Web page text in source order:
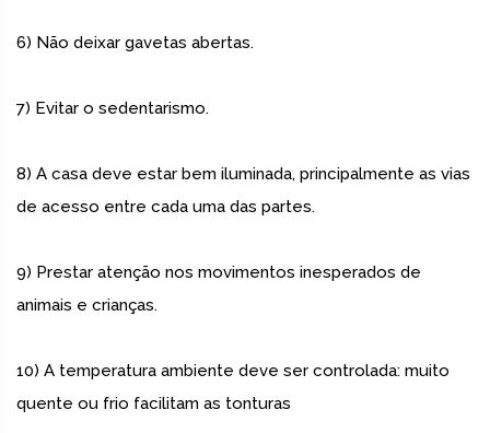
6) Não deixar gavetas abertas.
7) Evitar o sedentarismo.
8) A casa deve estar bem iluminada, principalmente as vias
de acesso entre cada uma das partes.
9) Prestar atenção nos movimentos inesperados de
animais e crianças.
10) A temperatura ambiente deve ser controlada: muito
quente ou frio facilitam as tonturas